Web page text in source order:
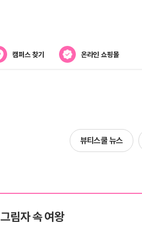
캠퍼스 찾기 온라인 쇼핑몰
전국캠퍼스 찾기
제휴협력사
뷰티스쿨 뉴스
그림자 속 여왕